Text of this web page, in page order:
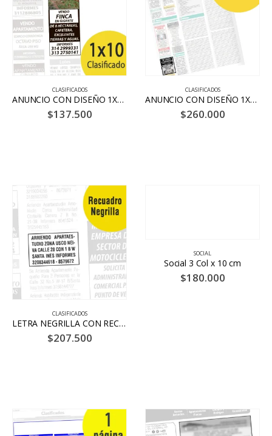
CLASIFICADOS
ANUNCIO CON DISEÑO 1X10 HASTA 25 PALABRAS 6 DÍAS – BLANCO Y NEGRO
$137.500
CLASIFICADOS
ANUNCIO CON DISEÑO 1X5 HASTA 15 PALABRAS 20 DÍAS – BLANCO Y NEGRO
$260.000
CLASIFICADOS
LETRA NEGRILLA CON RECUADRO HASTA 12 PALABRAS 20 DÍAS – BLANCO Y NEGRO
$207.500
SOCIAL
Social 3 Col x 10 cm
$180.000